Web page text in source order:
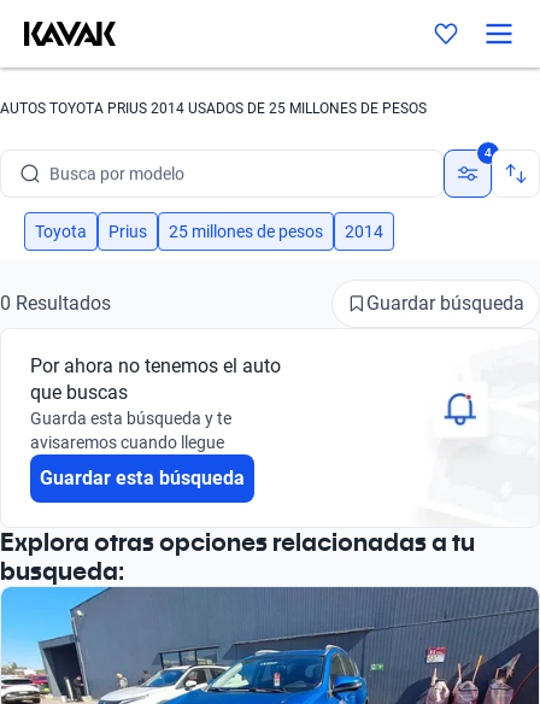
AUTOS TOYOTA PRIUS 2014 USADOS DE 25 MILLONES DE PESOS
Busca por modelo
Busca por versión
Busca por marca
Busca por modelo
Busca por versión
4
Toyota Prius 25 millones de pesos 2014
0 Resultados Guardar búsqueda
Por ahora no tenemos el auto
que buscas
Guarda esta búsqueda y te
avisaremos cuando llegue
Guardar esta búsqueda
Explora otras opciones relacionadas a tu
busqueda: